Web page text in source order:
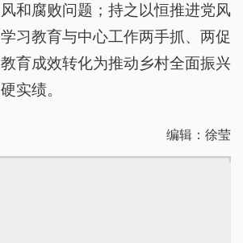
和腐败问题；持之以恒推进党风
习教育与中心工作两手抓、两促
育成效转化为推动乡村全面振兴
实绩。
编辑：徐莹